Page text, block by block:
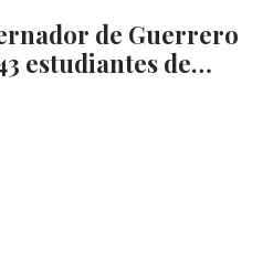
de Guerrero
estudiantes de…